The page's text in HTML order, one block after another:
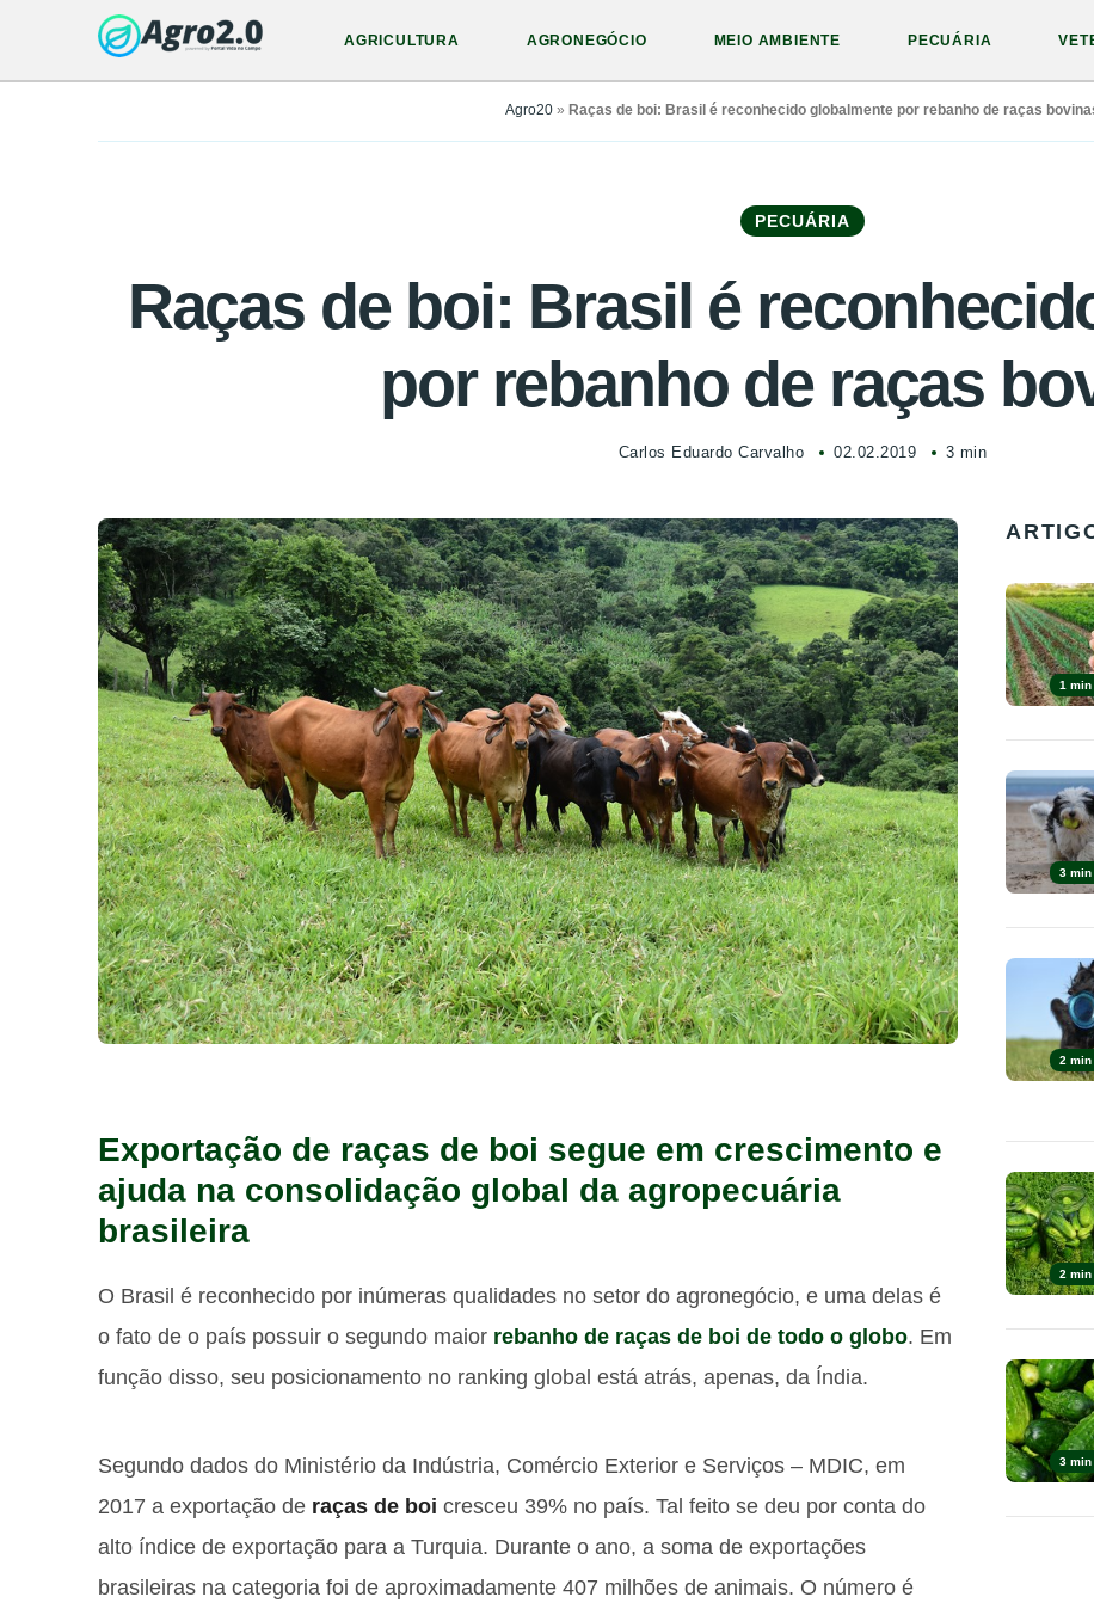
AGRICULTURA AGRONEGÓCIO MEIO AMBIENTE PECUÁRIA
Agro20 » Raças de boi: Brasil é reconhecido globalmente por rebanho de raças
PECUÁRIA
Raças de boi: Brasil é
por rebanho de raças
Carlos Eduardo Carvalho 02.02.2019 3 min
Exportação de raças de boi segue em crescimento e
ajuda na consolidação global da agropecuária
brasileira
O Brasil é reconhecido por inúmeras qualidades no setor do agronegócio, e uma delas é
o fato de o país possuir o segundo maior rebanho de raças de boi de todo o globo. Em
função disso, seu posicionamento no ranking global está atrás, apenas, da Índia.
Segundo dados do Ministério da Indústria, Comércio Exterior e Serviços – MDIC, em
2017 a exportação de raças de boi cresceu 39% no país. Tal feito se deu por conta do
alto índice de exportação para a Turquia. Durante o ano, a soma de exportações
brasileiras na categoria foi de aproximadamente 407 milhões de animais. O número é
1 min
3 min
2 min
2 min
3 min